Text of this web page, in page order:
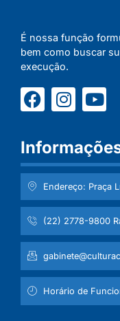
É nossa função
bem como buscar
execução.
Endereço: Praça
(22) 2778-9800
Horário de